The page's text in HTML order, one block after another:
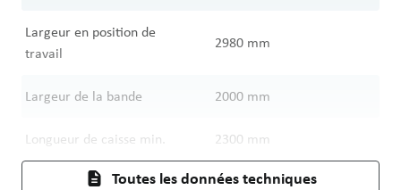
Largeur en position de
travail
2980 mm
Largeur de la bande 2000 mm
Longueur de caisse min. 2300 mm
Toutes les données techniques